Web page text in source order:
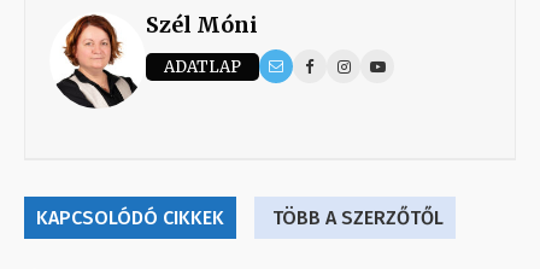
Szél Móni
ADATLAP
KAPCSOLÓDÓ CIKKEK TÖBB A SZERZŐTŐL